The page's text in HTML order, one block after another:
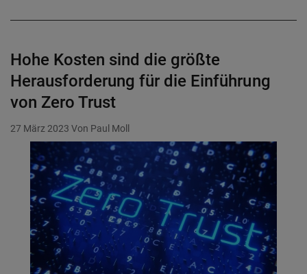
Hohe Kosten sind die größte
Herausforderung für die Einführung
von Zero Trust
27 März 2023 Von Paul Moll